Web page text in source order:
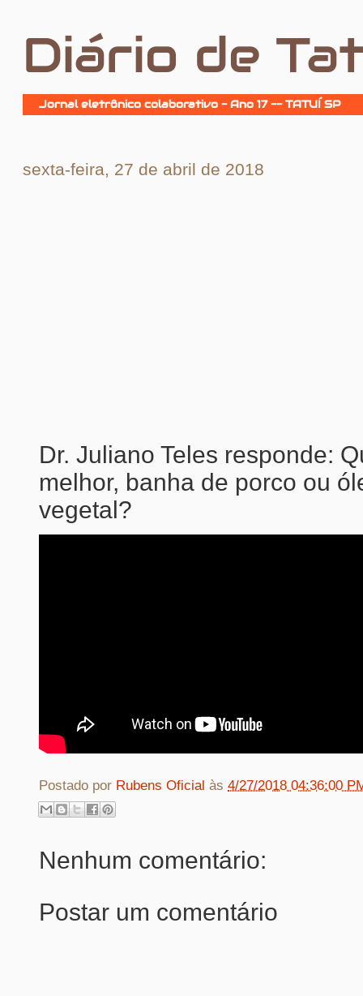
Diário de
Jornal eletrônico colaborativo - Ano 17 -- TATUÍ SP
sexta-feira, 27 de abril de 2018
Dr. Juliano Teles responde:
melhor, banha de porco ou
vegetal?
Postado por Rubens Oficial às 4/27/2018 04:36:00
Nenhum comentário:
Postar um comentário